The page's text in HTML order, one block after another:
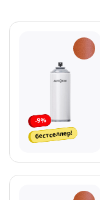
-9%
бестселлер!